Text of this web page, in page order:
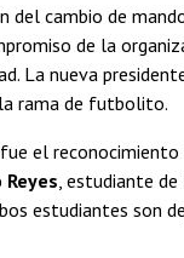
del cambio de
de la
La nueva
rama de futbolito.
el
Reyes , estudiante
estudiantes son